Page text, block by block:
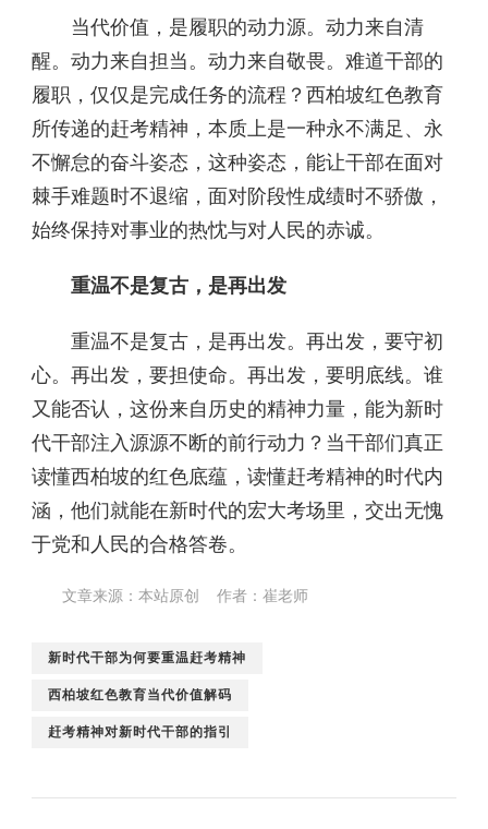
当代价值，是履职的动力源。动力来自清
醒。动力来自担当。动力来自敬畏。难道干部的
履职，仅仅是完成任务的流程？西柏坡红色教育
所传递的赶考精神，本质上是一种永不满足、永
不懈怠的奋斗姿态，这种姿态，能让干部在面对
棘手难题时不退缩，面对阶段性成绩时不骄傲，
始终保持对事业的热忱与对人民的赤诚。
重温不是复古，是再出发
重温不是复古，是再出发。再出发，要守初
心。再出发，要担使命。再出发，要明底线。谁
又能否认，这份来自历史的精神力量，能为新时
代干部注入源源不断的前行动力？当干部们真正
读懂西柏坡的红色底蕴，读懂赶考精神的时代内
涵，他们就能在新时代的宏大考场里，交出无愧
于党和人民的合格答卷。
文章来源：本站原创 作者：崔老师
新时代干部为何要重温赶考精神
西柏坡红色教育当代价值解码
赶考精神对新时代干部的指引